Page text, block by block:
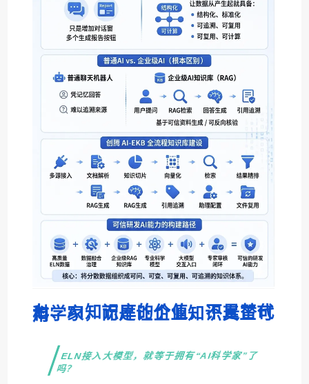
七、AI知识库的价值，不是替代科学家，而是让企业知识真正可用
ELN接入大模型，就等于拥有“AI科学家”了
吗？